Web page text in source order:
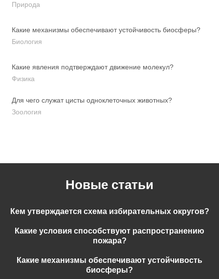
Природа
Какие механизмы обеспечивают устойчивость биосферы?
Биология
Какие явления подтверждают движение молекул?
Физика
Для чего служат цисты одноклеточных животных?
Зоология
Новые статьи
Кем утверждается схема избирательных округов?
Какие условия способствуют распространению
пожара?
Какие механизмы обеспечивают устойчивость
биосферы?